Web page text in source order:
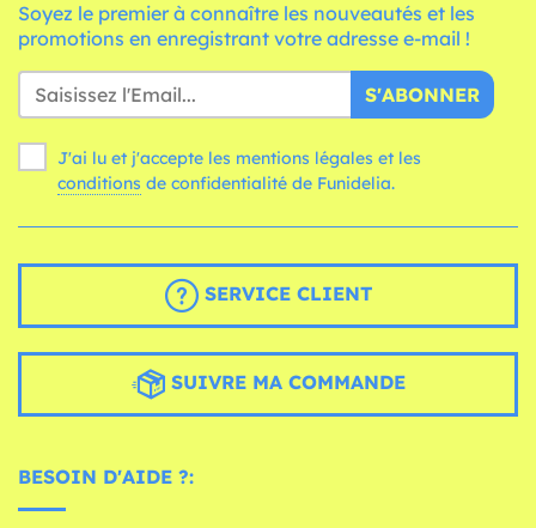
Soyez le premier à connaître les nouveautés et les
promotions en enregistrant votre adresse e-mail !
S'ABONNER
J'ai lu et j'accepte les mentions légales et les
conditions de confidentialité de Funidelia.
SERVICE CLIENT
SUIVRE MA COMMANDE
BESOIN D'AIDE ?: